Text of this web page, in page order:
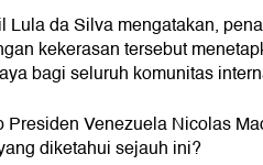
Lula da Silva mengatakan,
kekerasan tersebut
bagi seluruh komunitas
Presiden Venezuela Nicolas
diketahui sejauh ini?